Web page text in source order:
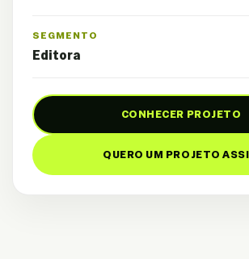
SEGMENTO
Editora
CONHECER PROJETO
QUERO UM PROJETO